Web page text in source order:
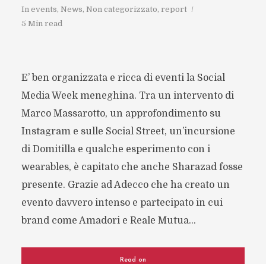
In events, News, Non categorizzato, report
5 Min read
E’ ben organizzata e ricca di eventi la Social
Media Week meneghina. Tra un intervento di
Marco Massarotto, un approfondimento su
Instagram e sulle Social Street, un’incursione
di Domitilla e qualche esperimento con i
wearables, è capitato che anche Sharazad fosse
presente. Grazie ad Adecco che ha creato un
evento davvero intenso e partecipato in cui
brand come Amadori e Reale Mutua...
Read on